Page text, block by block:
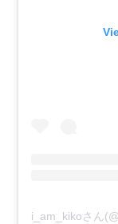
i_am_kikoさん